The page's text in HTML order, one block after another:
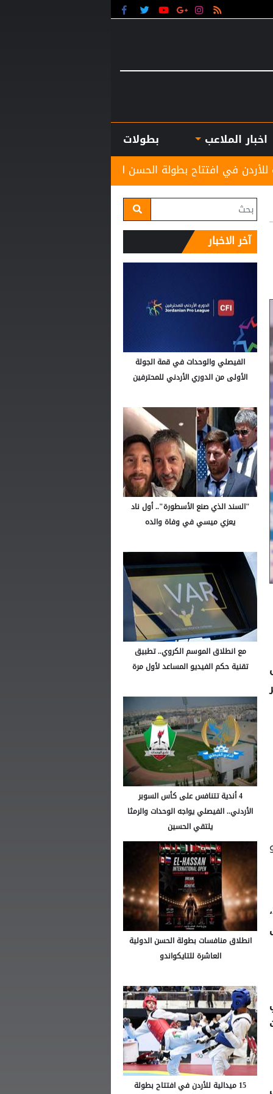
اخبار الملاعب
بطولات
وأعلن الاتحاد النمساوي مساء السبت تجديد عقد مدرب المنتخب رالف رانغينك حتى عام 2028،
آخر الاخبار
الفيصلي والوحدات في قمة الجولة
الأولى من الدوري الأردني للمحترفين
"السند الذي صنع الأسطورة".. أول ناد
يعزي ميسي في وفاة والده
مع انطلاق الموسم الكروي.. تطبيق
تقنية حكم الفيديو المساعد لأول مرة
4 أندية تتنافس على كأس السوبر
الأردني.. الفيصلي يواجه الوحدات والرمثا
يلتقي الحسين
انطلاق منافسات بطولة الحسن الدولية
العاشرة للتايكواندو
15 ميدالية للأردن في افتتاح بطولة